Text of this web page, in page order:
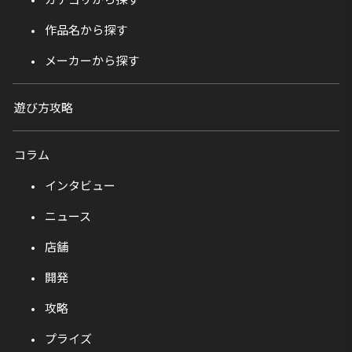
作品名から探す
メーカーから探す
遊び方攻略
コラム
インタビュー
ニュース
店舗
開発
攻略
プライズ